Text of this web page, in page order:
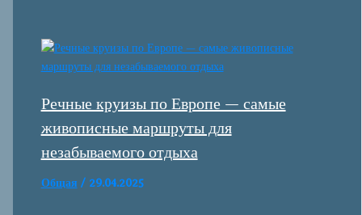
Речные круизы по Европе — самые
живописные маршруты для
незабываемого отдыха
Общая / 29.04.2025